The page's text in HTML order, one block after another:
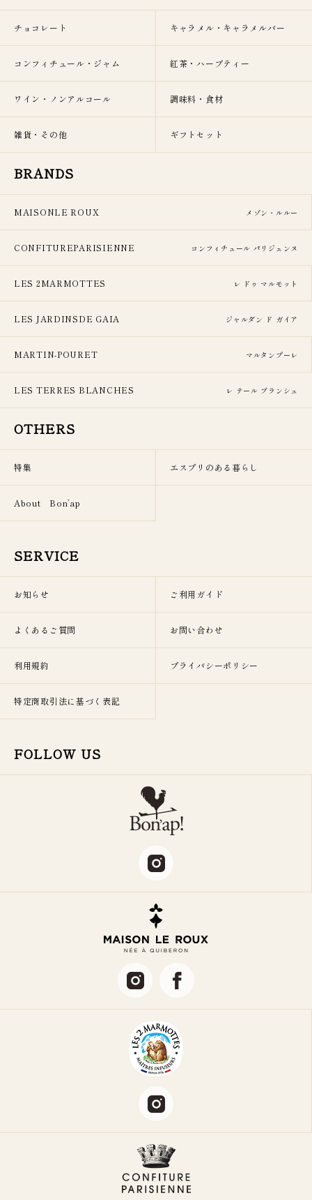
チョコレート キャラメル・キャラメルバー
コンフィチュール・ジャム 紅茶・ハーブティー
ワイン・ノンアルコール 調味料・食材
雑貨・その他 ギフトセット
BRANDS
MAISONLE ROUX メゾン・ルルー
CONFITUREPARISIENNE コンフィチュール パリジェンヌ
LES 2MARMOTTES レ ドゥ マルモット
LES JARDINSDE GAIA ジャルダン ド ガイア
MARTIN-POURET マルタンプーレ
LES TERRES BLANCHES レ テール ブランシュ
OTHERS
特集 エスプリのある暮らし
About Bon’ap
SERVICE
お知らせ ご利用ガイド
よくあるご質問 お問い合わせ
利用規約 プライバシーポリシー
特定商取引法に基づく表記
FOLLOW US